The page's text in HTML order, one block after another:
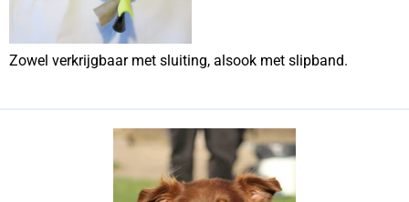
Zowel verkrijgbaar met sluiting, alsook met slipband.